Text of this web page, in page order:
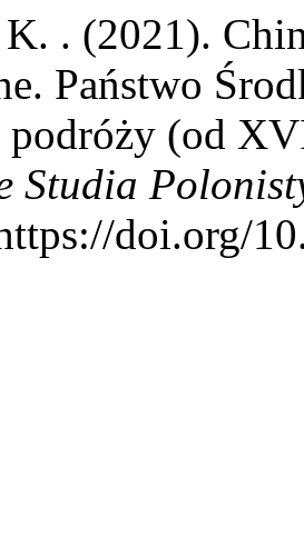
K. . (2021).
Państwo
podróży (od
Studia
doi.org/